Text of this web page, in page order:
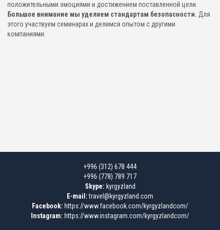
положительными эмоциями и достижением поставленной цели.
Большое внимание мы уделяем стандартам безопасности. Для
этого участвуем семинарах и делимся опытом с другими
компаниями.
+996 (312) 678 444
+996 (778) 789 717
Skype: kyrgyzland
E-mail: travel@kyrgyzland.com
Facebook: https://www.facebook.com/kyrgyzlandcom/
Instagram: https://www.instagram.com/kyrgyzlandcom/